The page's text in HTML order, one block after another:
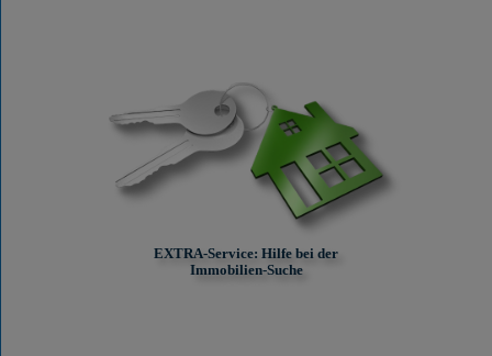
EXTRA-Service: Hilfe bei der
Immobilien-Suche